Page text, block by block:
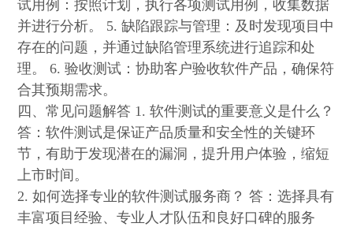
试用例：按照计划，执行各项测试用例，收集数据
并进行分析。 5. 缺陷跟踪与管理：及时发现项目中
存在的问题，并通过缺陷管理系统进行追踪和处
理。 6. 验收测试：协助客户验收软件产品，确保符
合其预期需求。
四、常见问题解答 1. 软件测试的重要意义是什么？
答：软件测试是保证产品质量和安全性的关键环
节，有助于发现潜在的漏洞，提升用户体验，缩短
上市时间。
2. 如何选择专业的软件测试服务商？ 答：选择具有
丰富项目经验、专业人才队伍和良好口碑的服务